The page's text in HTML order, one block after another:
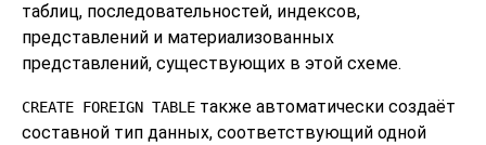
таблиц, последовательностей, индексов,
представлений и материализованных
представлений, существующих в этой схеме.
CREATE FOREIGN TABLE также автоматически создаёт
составной тип данных, соответствующий одной